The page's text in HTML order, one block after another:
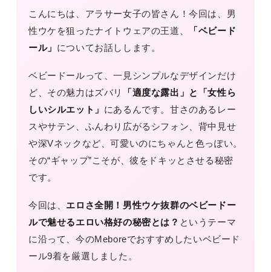
こんにちは、アラサー女子の皆さん！今回は、男
性ウケを狙ったナイトウェアの王道、
「ベビード
ール」 についてお話しします。
ベビードールって、一見シンプルなデザインだけ
ど、その魅力はズバリ
「適度な露出」と「女性ら
しいシルエット」 にあるんです。甘さのあるレー
スやサテン、ふんわり広がるシフォン、背中見せ
や深Vネックなど、可愛いのにちゃんと色っぽい。
その“ギャップ”こそが、彼をドキッとさせる秘密
です。
今回は、 エロさ全開！男性ウケ抜群のベビードー
ルで魅せるエロい格好の秘密とは？ というテーマ
に沿って、今のMeboreでおすすめしたいベビード
ール9着を厳選しました。